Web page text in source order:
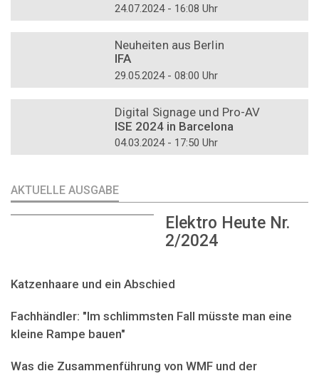
24.07.2024 - 16:08 Uhr
Neuheiten aus Berlin
IFA
29.05.2024 - 08:00 Uhr
Digital Signage und Pro-AV
ISE 2024 in Barcelona
04.03.2024 - 17:50 Uhr
AKTUELLE AUSGABE
Elektro Heute Nr.
2/2024
Katzenhaare und ein Abschied
Fachhändler: "Im schlimmsten Fall müsste man eine
kleine Rampe bauen"
Was die Zusammenführung von WMF und der